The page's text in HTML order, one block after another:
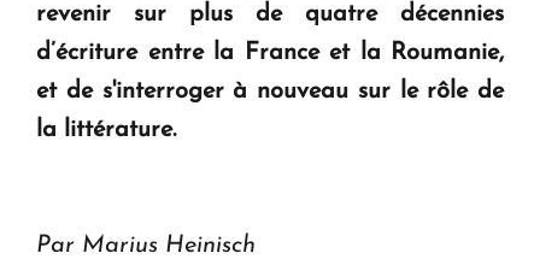
revenir sur plus de quatre décennies
d’écriture entre la France et la Roumanie,
et de s'interroger à nouveau sur le rôle de
la littérature.
Par Marius Heinisch